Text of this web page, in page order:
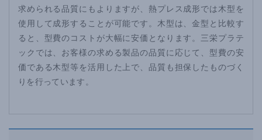
求められる品質にもよりますが、熱プレス成形では木型を
使用して成形することが可能です。木型は、金型と比較す
ると、型費のコストが大幅に安価となります。三栄プラテ
ックでは、お客様の求める製品の品質に応じて、型費の安
価である木型等を活用した上で、品質も担保したものづく
りを行っています。